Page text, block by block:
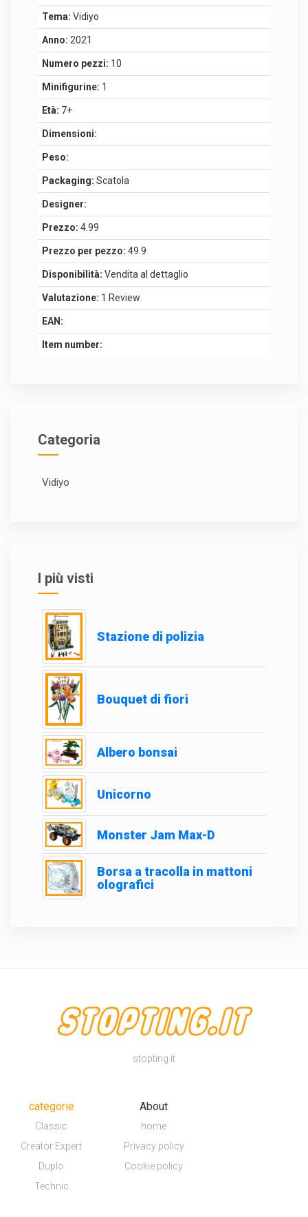
Tema: Vidiyo
Anno: 2021
Numero pezzi: 10
Minifigurine: 1
Età: 7+
Dimensioni:
Peso:
Packaging: Scatola
Designer:
Prezzo: 4.99
Prezzo per pezzo: 49.9
Disponibilità: Vendita al dettaglio
Valutazione: 1 Review
EAN:
Item number:
Categoria
Vidiyo
I più visti
Stazione di polizia
Bouquet di fiori
Albero bonsai
Unicorno
Monster Jam Max-D
Borsa a tracolla in mattoni
olografici
stopting.it
categorie
Classic
Creator Expert
Duplo
Technic
About
home
Privacy policy
Cookie policy